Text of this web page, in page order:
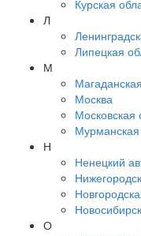
Курская
Л
Липецкая
М
Москва
Московская
Мурманская
Н
Ненецкий
О